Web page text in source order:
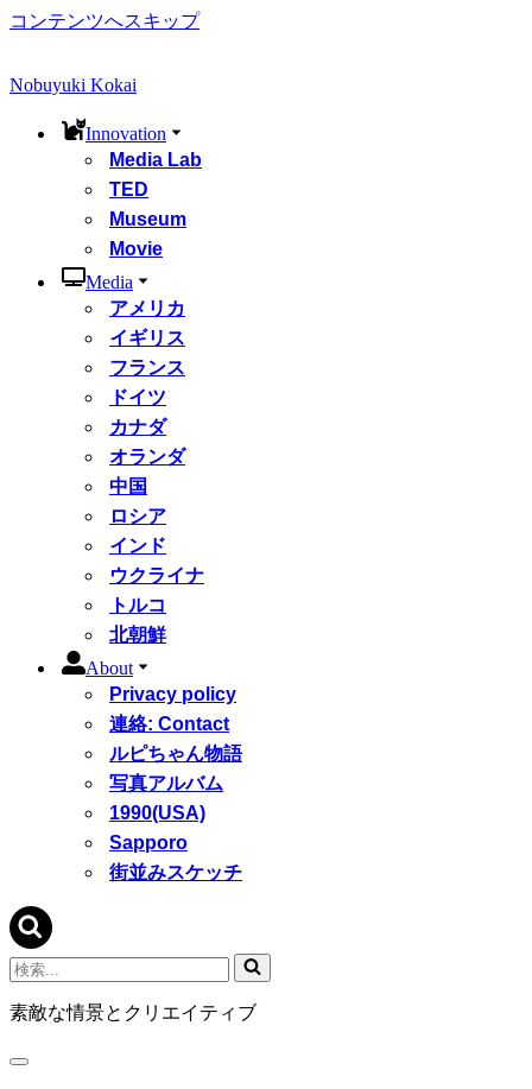
コンテンツへスキップ
Nobuyuki Kokai
Innovation
Media Lab
TED
Museum
Movie
Media
アメリカ
イギリス
フランス
ドイツ
カナダ
オランダ
中国
ロシア
インド
ウクライナ
トルコ
北朝鮮
About
Privacy policy
連絡: Contact
ルピちゃん物語
写真アルバム
1990(USA)
Sapporo
街並みスケッチ
検
索...
素敵な情景とクリエイティブ
ナ